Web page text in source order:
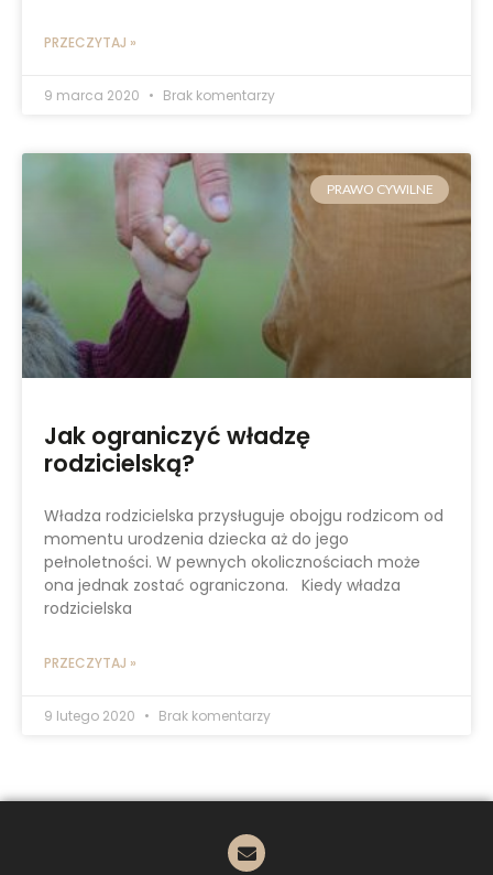
PRZECZYTAJ »
9 marca 2020 Brak komentarzy
PRAWO CYWILNE
Jak ograniczyć władzę
rodzicielską?
Władza rodzicielska przysługuje obojgu rodzicom od
momentu urodzenia dziecka aż do jego
pełnoletności. W pewnych okolicznościach może
ona jednak zostać ograniczona. Kiedy władza
rodzicielska
PRZECZYTAJ »
9 lutego 2020 Brak komentarzy